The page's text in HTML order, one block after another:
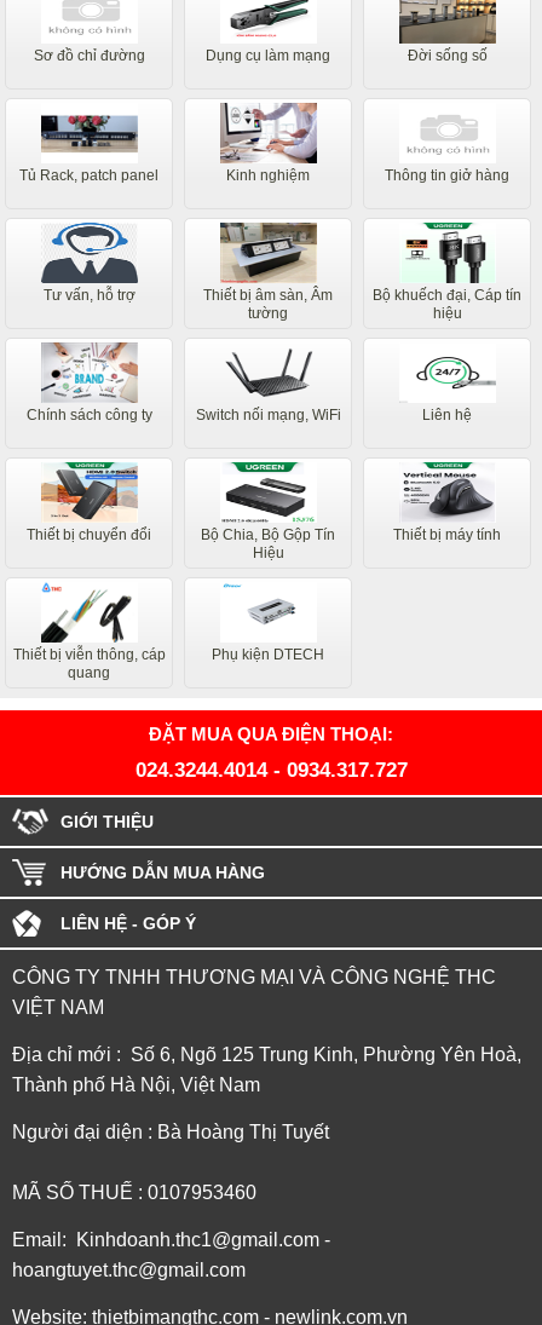
Sơ đồ chỉ đường Dụng cụ làm mạng Đời sống số
Tủ Rack, patch panel Kinh nghiệm Thông tin giở hàng
Tư vấn, hỗ trợ
Thiết bị âm sàn, Âm
tường
Bộ khuếch đại, Cáp tín
hiệu
Chính sách công ty Switch nối mạng, WiFi Liên hệ
Thiết bị chuyển đổi
Bộ Chia, Bộ Gộp Tín
Hiệu
Thiết bị máy tính
Thiết bị viễn thông, cáp
quang
Phụ kiện DTECH
ĐẶT MUA QUA ĐIỆN THOẠI:
024.3244.4014- 0934.317.727
GIỚI THIỆU
HƯỚNG DẪN MUA HÀNG
LIÊN HỆ - GÓP Ý
CÔNG TY TNHH THƯƠNG MẠI VÀ CÔNG NGHỆ THC
VIỆT NAM
Địa chỉ mới : Số 6, Ngõ 125 Trung Kinh, Phường Yên Hoà,
Thành phố Hà Nội, Việt Nam
Người đại diện : Bà Hoàng Thị Tuyết
MÃ SỐ THUẾ : 0107953460
Email: Kinhdoanh.thc1@gmail.com -
hoangtuyet.thc@gmail.com
Website: thietbimangthc.com - newlink.com.vn